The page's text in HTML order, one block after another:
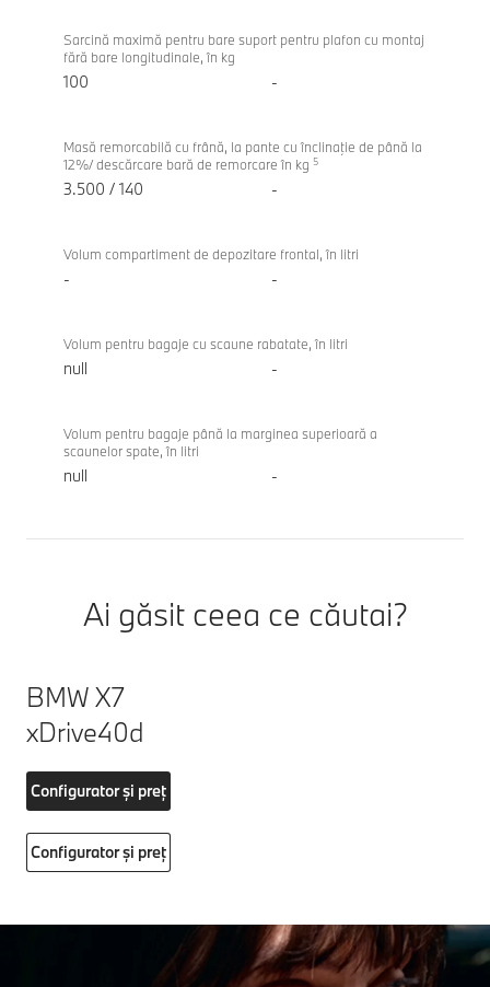
Sarcină maximă pentru bare suport pentru plafon cu montaj
fără bare longitudinale, în kg
100 -
Masă remorcabilă cu frână, la pante cu înclinaţie de până la
12%/ descărcare bară de remorcare în kg 5
3.500 / 140 -
Volum compartiment de depozitare frontal, în litri
- -
Volum pentru bagaje cu scaune rabatate, în litri
null -
Volum pentru bagaje până la marginea superioară a
scaunelor spate, în litri
null -
Ai găsit ceea ce căutai?
BMW X7
xDrive40d
Configurator și preț
Configurator și preț